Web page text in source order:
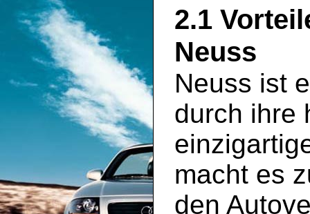
2.1
Neuss
Neuss ist
durch ihre
macht es
den